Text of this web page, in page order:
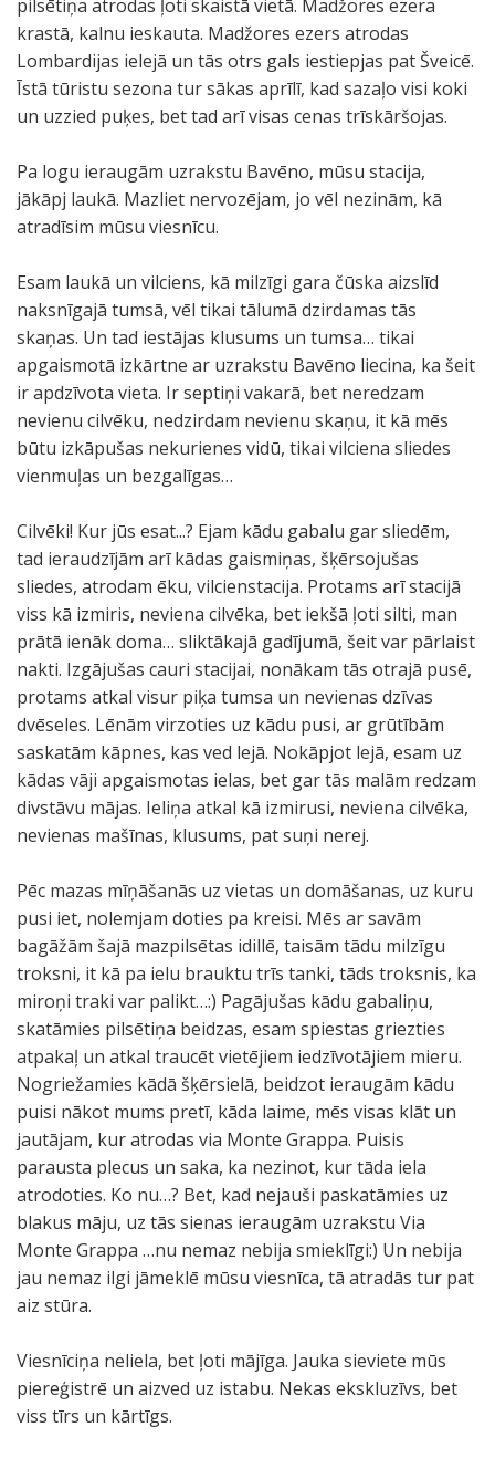
pilsētiņa atrodas ļoti skaistā vietā. Madžores ezera
krastā, kalnu ieskauta. Madžores ezers atrodas
Lombardijas ielejā un tās otrs gals iestiepjas pat Šveicē.
Īstā tūristu sezona tur sākas aprīlī, kad sazaļo visi koki
un uzzied puķes, bet tad arī visas cenas trīskāršojas.
Pa logu ieraugām uzrakstu Bavēno, mūsu stacija,
jākāpj laukā. Mazliet nervozējam, jo vēl nezinām, kā
atradīsim mūsu viesnīcu.
Esam laukā un vilciens, kā milzīgi gara čūska aizslīd
naksnīgajā tumsā, vēl tikai tālumā dzirdamas tās
skaņas. Un tad iestājas klusums un tumsa… tikai
apgaismotā izkārtne ar uzrakstu Bavēno liecina, ka šeit
ir apdzīvota vieta. Ir septiņi vakarā, bet neredzam
nevienu cilvēku, nedzirdam nevienu skaņu, it kā mēs
būtu izkāpušas nekurienes vidū, tikai vilciena sliedes
vienmuļas un bezgalīgas…
Cilvēki! Kur jūs esat...? Ejam kādu gabalu gar sliedēm,
tad ieraudzījām arī kādas gaismiņas, šķērsojušas
sliedes, atrodam ēku, vilcienstacija. Protams arī stacijā
viss kā izmiris, neviena cilvēka, bet iekšā ļoti silti, man
prātā ienāk doma… sliktākajā gadījumā, šeit var pārlaist
nakti. Izgājušas cauri stacijai, nonākam tās otrajā pusē,
protams atkal visur piķa tumsa un nevienas dzīvas
dvēseles. Lēnām virzoties uz kādu pusi, ar grūtībām
saskatām kāpnes, kas ved lejā. Nokāpjot lejā, esam uz
kādas vāji apgaismotas ielas, bet gar tās malām redzam
divstāvu mājas. Ieliņa atkal kā izmirusi, neviena cilvēka,
nevienas mašīnas, klusums, pat suņi nerej.
Pēc mazas mīņāšanās uz vietas un domāšanas, uz kuru
pusi iet, nolemjam doties pa kreisi. Mēs ar savām
bagāžām šajā mazpilsētas idillē, taisām tādu milzīgu
troksni, it kā pa ielu brauktu trīs tanki, tāds troksnis, ka
miroņi traki var palikt…:) Pagājušas kādu gabaliņu,
skatāmies pilsētiņa beidzas, esam spiestas griezties
atpakaļ un atkal traucēt vietējiem iedzīvotājiem mieru.
Nogriežamies kādā šķērsielā, beidzot ieraugām kādu
puisi nākot mums pretī, kāda laime, mēs visas klāt un
jautājam, kur atrodas via Monte Grappa. Puisis
parausta plecus un saka, ka nezinot, kur tāda iela
atrodoties. Ko nu…? Bet, kad nejauši paskatāmies uz
blakus māju, uz tās sienas ieraugām uzrakstu Via
Monte Grappa …nu nemaz nebija smieklīgi:) Un nebija
jau nemaz ilgi jāmeklē mūsu viesnīca, tā atradās tur pat
aiz stūra.
Viesnīciņa neliela, bet ļoti mājīga. Jauka sieviete mūs
piereģistrē un aizved uz istabu. Nekas ekskluzīvs, bet
viss tīrs un kārtīgs.